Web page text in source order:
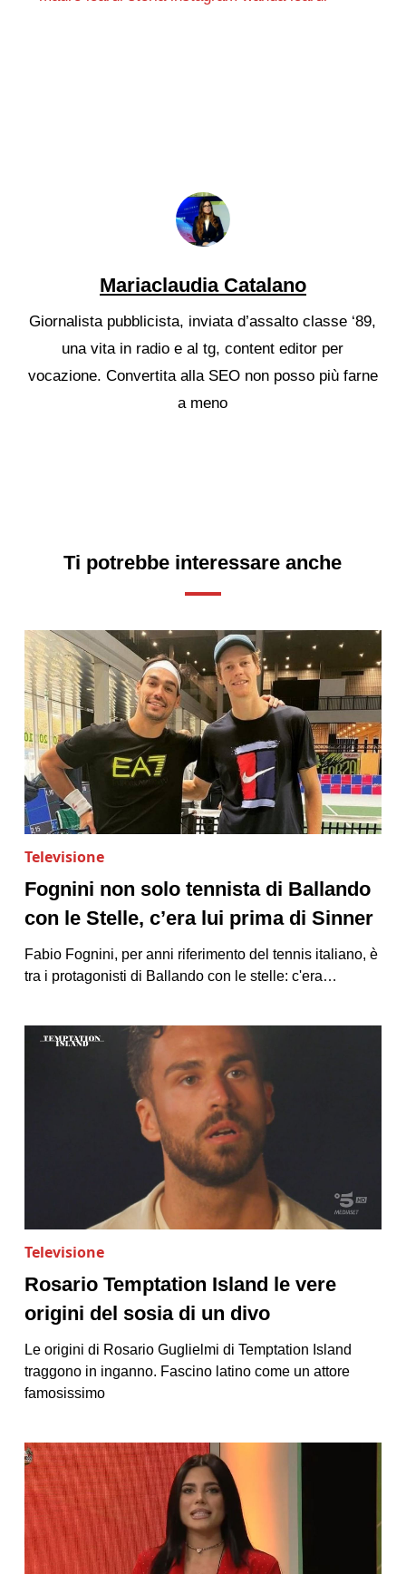
Mariaclaudia Catalano
Giornalista pubblicista, inviata d’assalto classe ‘89,
una vita in radio e al tg, content editor per
vocazione. Convertita alla SEO non posso più farne
a meno
Ti potrebbe interessare anche
Televisione
Fognini non solo tennista di Ballando
con le Stelle, c’era lui prima di Sinner
Fabio Fognini, per anni riferimento del tennis italiano, è
tra i protagonisti di Ballando con le stelle: c'era…
Televisione
Rosario Temptation Island le vere
origini del sosia di un divo
Le origini di Rosario Guglielmi di Temptation Island
traggono in inganno. Fascino latino come un attore
famosissimo